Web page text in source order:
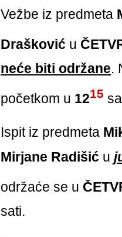
Vežbe iz predmeta
Drašković u
neće biti održane.
početkom u 1215
Ispit iz predmeta
Mirjane Radišić u
održaće se u
sati.